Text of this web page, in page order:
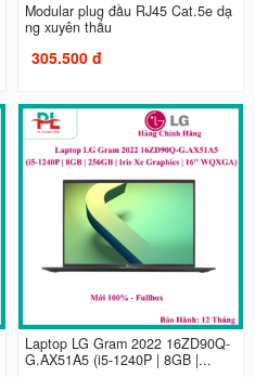
Modular plug đầu RJ45 Cat.5e dạ
ng xuyên thấu
305.500 đ
Laptop LG Gram 2022 16ZD90Q-
G.AX51A5 (i5-1240P | 8GB |...